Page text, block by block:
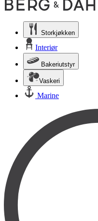
Storkjøkken
Interiør
Bakeriutstyr
Vaskeri
Marine